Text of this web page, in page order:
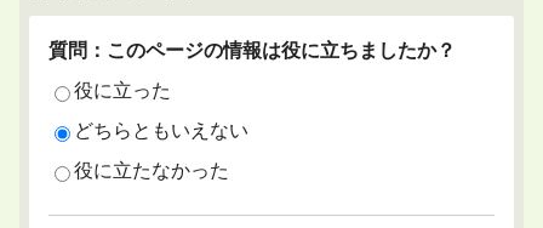
質問：このページの情報は役に立ちましたか？
役に立った
どちらともいえない
役に立たなかった